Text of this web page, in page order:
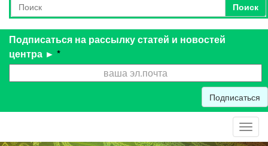
Форма поиска
Поиск
Поиск
Подписаться на рассылку статей и новостей
центра ► *
Подписаться